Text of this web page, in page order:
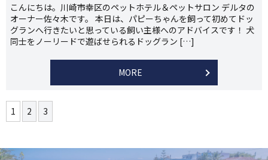
こんにちは。川崎市幸区のペットホテル＆ペットサロン デルタの
オーナー佐々木です。 本日は、パピーちゃんを飼って初めてドッ
グランへ行きたいと思っている飼い主様へのアドバイスです！ 犬
同士をノーリードで遊ばせられるドッグラン […]
MORE
1 2 3